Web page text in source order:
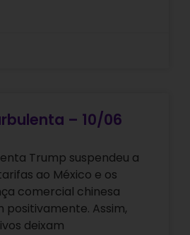
– 10/06
Trump suspendeu a
ao México e os
comercial chinesa
positivamente. Assim,
deixam